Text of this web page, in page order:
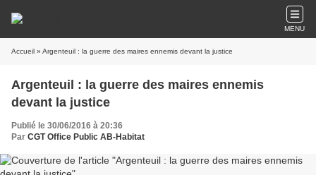
MENU
Accueil » Argenteuil : la guerre des maires ennemis devant la justice
Argenteuil : la guerre des maires ennemis
devant la justice
Publié le 30/06/2016 à 20:36
Par CGT Office Public AB-Habitat